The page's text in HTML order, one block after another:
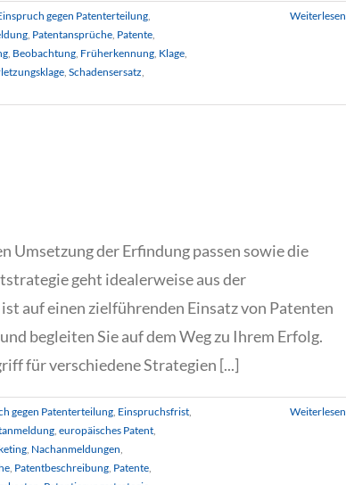
gegen Patenterteilung,
, Patentansprüche, Patente,
, Beobachtung, Früherkennung, Klage,
, Schadensersatz,
Weiterlesen
der Erfindung passen sowie die
geht idealerweise aus der
auf einen zielführenden Einsatz von Patenten
begleiten Sie auf dem Weg zu Ihrem Erfolg.
für verschiedene Strategien [...]
gegen Patenterteilung, Einspruchsfrist,
, europäisches Patent,
, Nachanmeldungen,
, Patentbeschreibung, Patente,
Weiterlesen